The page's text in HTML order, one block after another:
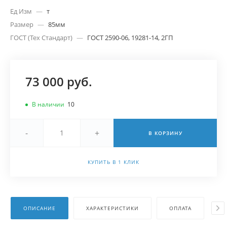
Ед Изм — т
Размер — 85мм
ГОСТ (Тех Стандарт) — ГОСТ 2590-06, 19281-14, 2ГП
73 000 руб.
В наличии 10
- + В КОРЗИНУ
КУПИТЬ В 1 КЛИК
ОПИСАНИЕ ХАРАКТЕРИСТИКИ ОПЛАТА